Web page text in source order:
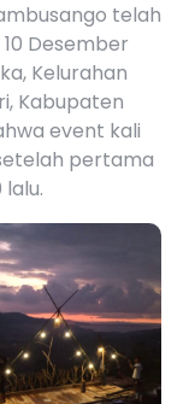
telah
Desember
Kelurahan
Kabupaten
event kali
pertama